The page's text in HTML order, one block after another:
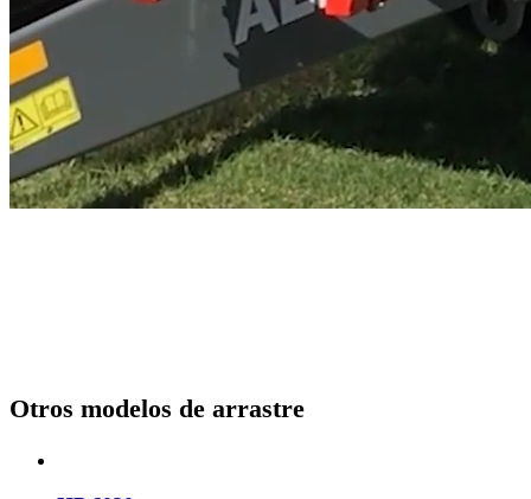
Otros modelos de arrastre